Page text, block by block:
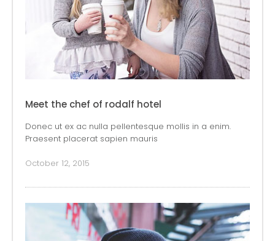
Meet the chef of rodalf hotel
Donec ut ex ac nulla pellentesque mollis in a enim.
Praesent placerat sapien mauris
October 12, 2015